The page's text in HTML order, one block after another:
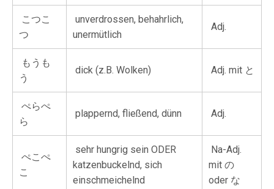
こつこ
つ
unverdrossen, behahrlich,
unermütlich
Adj.
もうも
う
dick (z.B. Wolken) Adj. mit と
ぺらぺ
ら
plappernd, fließend, dünn Adj.
ぺこぺ
こ
sehr hungrig sein ODER
katzenbuckelnd, sich
einschmeichelnd
Na-Adj.
mit の
oder な